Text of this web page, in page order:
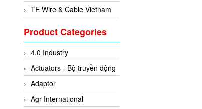
TE Wire & Cable Vietnam
Woodward Vietnam
3CTEST Vietnam
4B VietNam Vietnam
ABB Vietnam
AC Infinity Vietnam
Product Categories
4.0 Industry
Actuators - Bộ truyền động
Adaptor
Agr International